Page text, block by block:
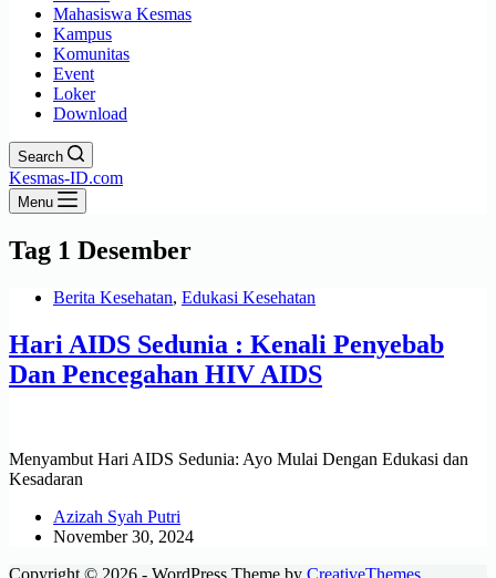
Mahasiswa Kesmas
Kampus
Komunitas
Event
Loker
Download
Search
Kesmas-ID.com
Menu
Tag 1 Desember
Berita Kesehatan, Edukasi Kesehatan
Hari AIDS Sedunia : Kenali Penyebab
Dan Pencegahan HIV AIDS
Menyambut Hari AIDS Sedunia: Ayo Mulai Dengan Edukasi dan
Kesadaran
Azizah Syah Putri
November 30, 2024
Copyright © 2026 - WordPress Theme by CreativeThemes